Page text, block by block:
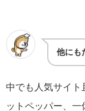
他にも
中でも人気サイト
ットペッパー、一